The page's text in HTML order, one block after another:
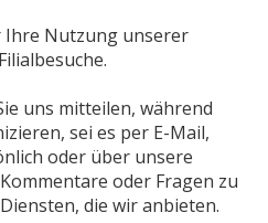
Nutzung unserer
uns mitteilen, während
sei es per E-Mail,
oder über unsere
oder Fragen zu
die wir anbieten.